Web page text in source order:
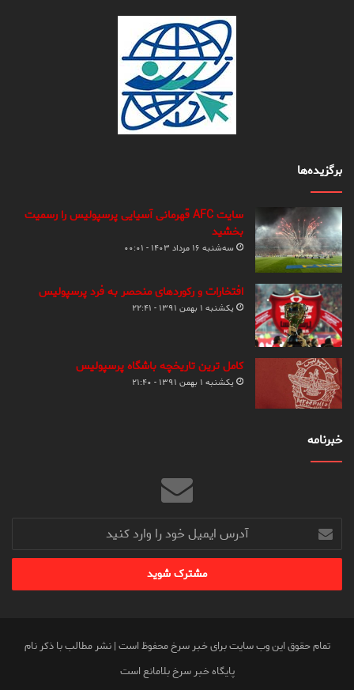
برگزیده‌ها
سایت AFC قهرمانی آسیایی پرسپولیس را رسمیت
بخشید
سه‌شنبه ۱۶ مرداد ۱۴۰۳ - ۰۰:۰۱
افتخارات و رکوردهای منحصر به فرد پرسپولیس
یکشنبه ۱ بهمن ۱۳۹۱ - ۲۲:۴۱
کامل ترین تاریخچه باشگاه پرسپولیس
یکشنبه ۱ بهمن ۱۳۹۱ - ۲۱:۴۰
خبرنامه
آدرس
ایمیل
خود
وارد
تمام حقوق این وب سایت برای خبر سرخ محفوظ است | نشر مطالب با ذکر نام
پایگاه خبر سرخ بلامانع است